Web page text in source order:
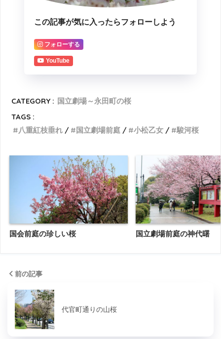
この記事が気に入ったらフォローしよう
フォローする
YouTube
CATEGORY : 国立劇場～永田町の桜
TAGS :
八重紅枝垂れ
国立劇場前庭 小松乙女 駿河桜
国会前庭の珍しい桜 国立劇場前庭の神代曙
前の記事
代官町通りの山桜